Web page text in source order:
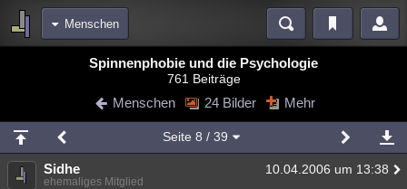
Menschen
Blogs Videos
Chat Wiki Neuigkeiten
meine Rubriken
Menschen Mystery Kriminalfälle
Spinnenphobie und die Psychologie
761 Beiträge
Menschen 24 Bilder Mehr
Seite 8 / 39
Sidhe 10.04.2006 um 13:38
ehemaliges Mitglied